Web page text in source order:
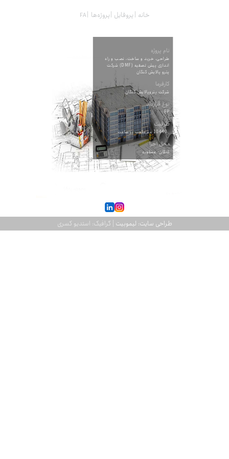
خانه پروفایل پروژه‌ها
نام پروژه
طراحی، خرید و ساخت، نصب و راه
اندازی پیش تصفیه (DMF) شرکت
پترو پالایش کنگان
کارفرما
شرکت پتروپالایش کنگان
نوع قرارداد
EP
ظرفیت
10440 مترمکعب بر ساعت
محل اجرا
کنگان- عسلویه
طراحی سایت: لیموبیت | گرافیک: استدیو کسری